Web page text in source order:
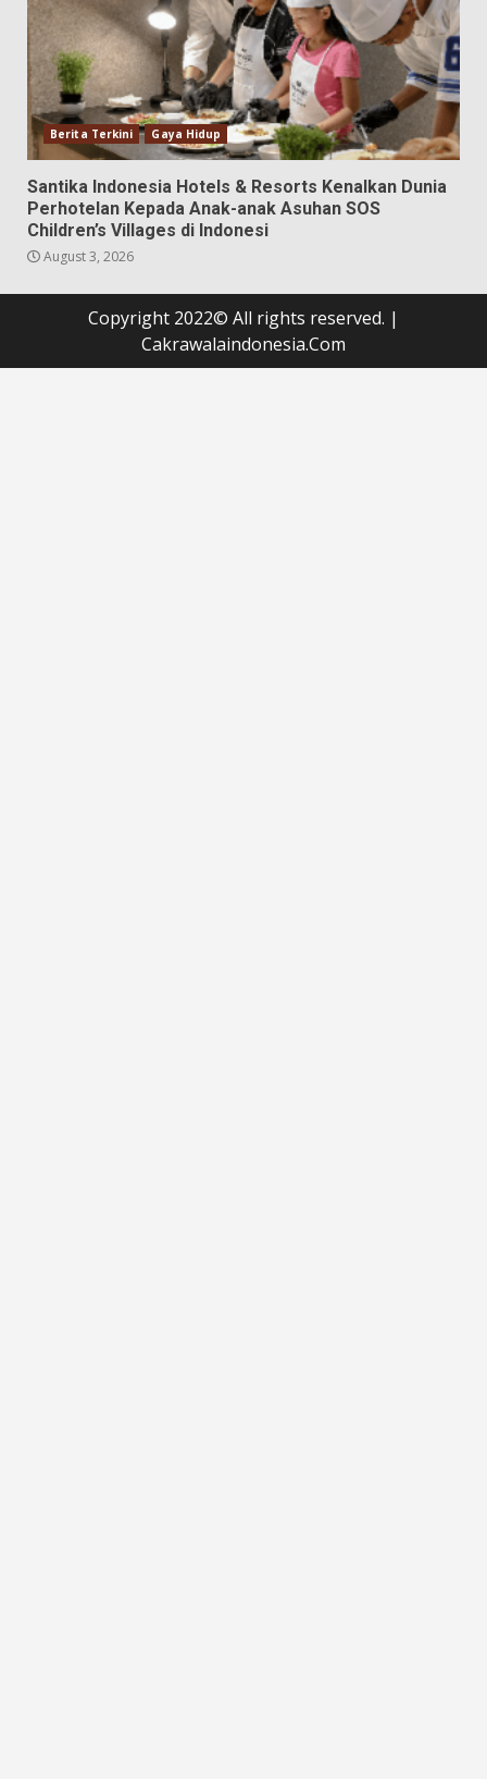
Berita Terkini Gaya Hidup
Santika Indonesia Hotels & Resorts Kenalkan Dunia
Perhotelan Kepada Anak-anak Asuhan SOS
Children’s Villages di Indonesi
August 3, 2026
Copyright 2022© All rights reserved. |
Cakrawalaindonesia.Com